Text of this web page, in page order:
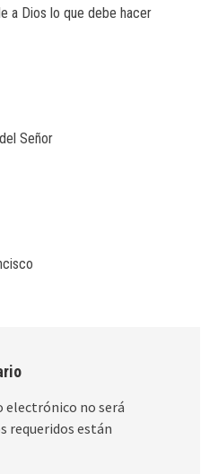
a Dios lo que debe hacer
Señor
electrónico no será
requeridos están